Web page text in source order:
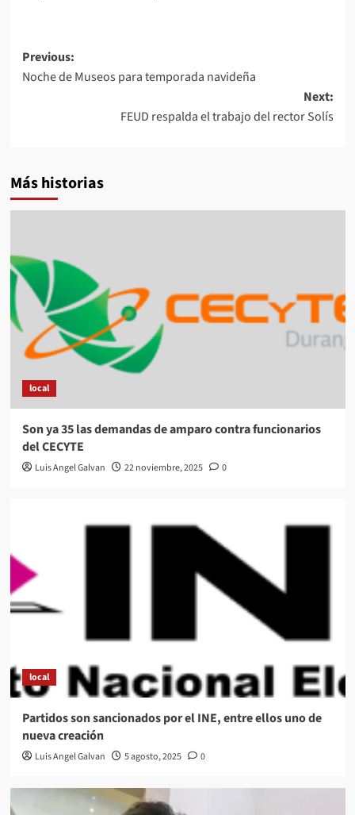
Post
navigation
Previous:
Noche de Museos para temporada navideña
Next:
FEUD respalda el trabajo del rector Solís
Más historias
local
Son ya 35 las demandas de amparo contra funcionarios
del CECYTE
Luis Angel Galvan 22 noviembre, 2025 0
local
Partidos son sancionados por el INE, entre ellos uno de
nueva creación
Luis Angel Galvan 5 agosto, 2025 0